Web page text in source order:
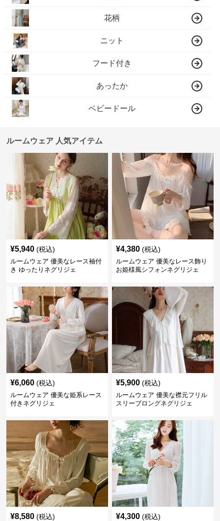
花柄
ニット
フード付き
あったか
ベビードール
ルームウェア 人気アイテム
¥5,940 (税込)
ルームウェア 優美なレース袖付
き ゆったりネグリジェ
¥4,380 (税込)
ルームウェア 優美なレース飾り
お姫様風シフォンネグリジェ
¥6,060 (税込)
ルームウェア 優美な姫系レース
付きネグリジェ
¥5,900 (税込)
ルームウェア 優美な襟元フリル
スリーブロングネグリジェ
¥8,580 (税込) ¥4,300 (税込)